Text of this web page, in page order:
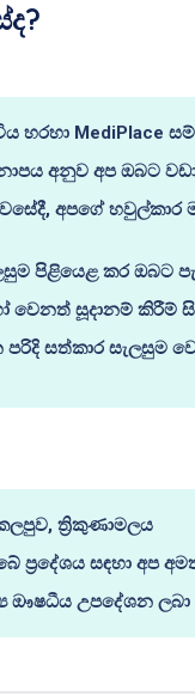
හරහා
අනුව අප ඔබට
අපගේ
පිළියෙළ කර ඔබට
සූදානම් කිරීම්
සත්කාර සැලසුම
ත්‍රිකුණාමලය
ප්‍රදේශය සඳහා අප
ඖෂධීය උපදේශන ලබා